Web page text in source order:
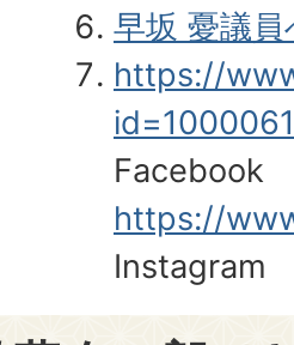
早坂 憂議
https://
Facebook
https://
Instagram